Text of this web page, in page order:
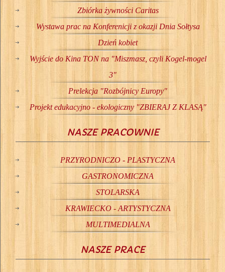
Zbiórka żywności Caritas
Wystawa prac na Konferenicji z okazji Dnia Sołtysa
Dzień kobiet
Wyjście do Kina TON na "Miszmasz, czyli Kogel-mogel
3"
Prelekcja "Rozbójnicy Europy"
Projekt edukacyjno - ekologiczny "ZBIERAJ Z KLASĄ"
NASZE PRACOWNIE
PRZYRODNICZO - PLASTYCZNA
GASTRONOMICZNA
STOLARSKA
KRAWIECKO - ARTYSTYCZNA
MULTIMEDIALNA
NASZE PRACE